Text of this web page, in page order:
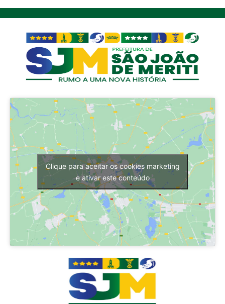
Clique para aceitar os cookies marketing
e ativar este conteúdo